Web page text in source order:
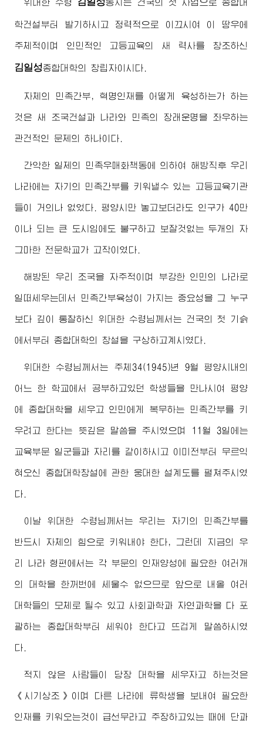
위대한 수령 김일성동지는 건국의 첫 사업으로 종합대
학건설부터 발기하시고 정력적으로 이끄시여 이 땅우에
주체적이며 인민적인 고등교육의 새 력사를 창조하신
김일성종합대학의 창립자이시다.
자체의 민족간부, 혁명인재를 어떻게 육성하는가 하는
것은 새 조국건설과 나라와 민족의 장래운명을 좌우하는
관건적인 문제의 하나이다.
간악한 일제의 민족우매화책동에 의하여 해방직후 우리
나라에는 자기의 민족간부를 키워낼수 있는 고등교육기관
들이 거의나 없었다. 평양시만 놓고보더라도 인구가 40만
이나 되는 큰 도시임에도 불구하고 보잘것없는 두개의 자
그마한 전문학교가 고작이였다.
해방된 우리 조국을 자주적이며 부강한 인민의 나라로
일떠세우는데서 민족간부육성이 가지는 중요성을 그 누구
보다 깊이 통찰하신 위대한 수령님 께서는 건국의 첫 기슭
에서부터 종합대학의 창설을 구상하고계시였다.
위대한 수령님 께서는 주체34(1945)년 9월 평양시내의
어느 한 학교에서 공부하고있던 학생들을 만나시여 평양
에 종합대학을 세우고 인민에게 복무하는 민족간부를 키
우려고 한다는 뜻깊은 말씀을 주시였으며 11월 3일에는
교육부문 일군들과 자리를 같이하시고 이미전부터 무르익
혀오신 종합대학창설에 관한 웅대한 설계도를 펼쳐주시였
다.
이날위대한 수령님 께서는 우리는 자기의 민족간부를
반드시 자체의 힘으로 키워내야 한다, 그런데 지금의 우
리 나라 형편에서는 각 부문의 인재양성에 필요한 여러개
의 대학을 한꺼번에 세울수 없으므로 앞으로 내올 여러
대학들의 모체로 될수 있고 사회과학과 자연과학을 다 포
괄하는 종합대학부터 세워야 한다고 뜨겁게 말씀하시였
다.
적지 않은 사람들이 당장 대학을 세우자고 하는것은
《시기상조》이며 다른 나라에 류학생을 보내여 필요한
인재를 키워오는것이 급선무라고 주장하고있는 때에 단과